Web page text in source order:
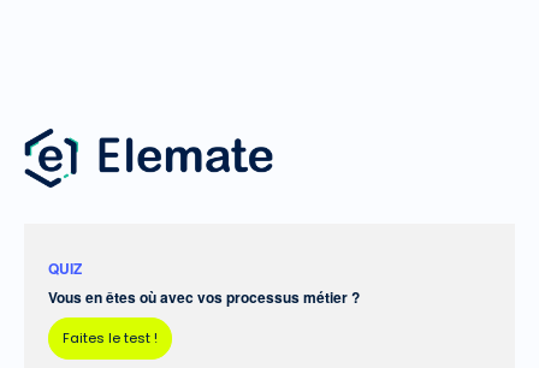
QUIZ
Vous en êtes où avec vos processus métier ?
Faites le test !